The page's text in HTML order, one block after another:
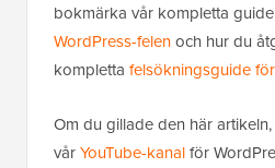
bokmärka vår kompletta
WordPress-felenoch hur du
kompletta felsökningsguide
Om du gillade den här
vårYouTube-kanalför